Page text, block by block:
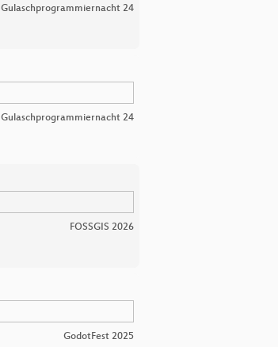
Gulaschprogrammiernacht 24
Gulaschprogrammiernacht 24
FOSSGIS 2026
GodotFest 2025